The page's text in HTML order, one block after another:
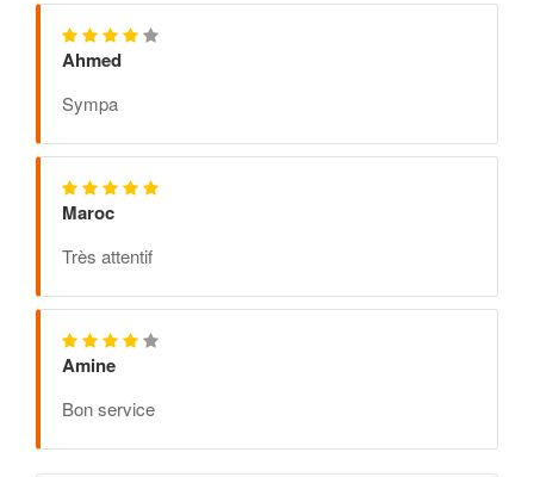
Ahmed
Sympa
Maroc
Très attentif
Amine
Bon service